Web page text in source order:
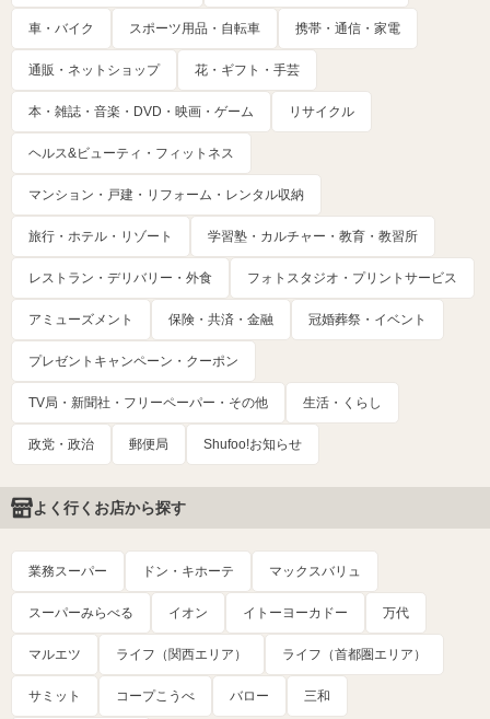
車・バイク スポーツ用品・自転車 携帯・通信・家電
通販・ネットショップ 花・ギフト・手芸
本・雑誌・音楽・DVD・映画・ゲーム リサイクル
ヘルス&ビューティ・フィットネス
マンション・戸建・リフォーム・レンタル収納
旅行・ホテル・リゾート 学習塾・カルチャー・教育・教習所
レストラン・デリバリー・外食 フォトスタジオ・プリントサービス
アミューズメント 保険・共済・金融 冠婚葬祭・イベント
プレゼントキャンペーン・クーポン
TV局・新聞社・フリーペーパー・その他 生活・くらし
政党・政治 郵便局 Shufoo!お知らせ
よく行くお店から探す
業務スーパー ドン・キホーテ マックスバリュ
スーパーみらべる イオン イトーヨーカドー 万代
マルエツ ライフ（関西エリア） ライフ（首都圏エリア）
サミット コープこうべ バロー 三和